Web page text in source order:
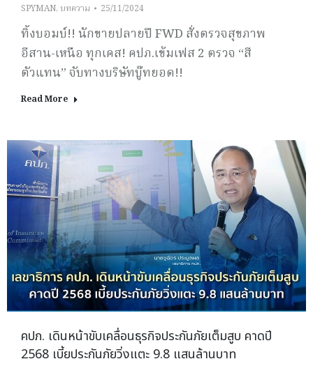
SPYMAN, บทความ 25/11/2024
ทิ้งบอมบ์!! นักขายปลายปี FWD สั่งตรวจสุขภาพ
อีสาน-เหนือ ทุกเคส! คปภ.เข้มเฟส 2 ตรวจ “สี
ตัวแทน” จับทางบริษัทบู๊ทยอด!!
Read More
คปภ. เดินหน้าขับเคลื่อนธุรกิจประกันภัยเต็มสูบ คาดปี
2568 เบี้ยประกันภัยวิ่งแตะ 9.8 แสนล้านบาท